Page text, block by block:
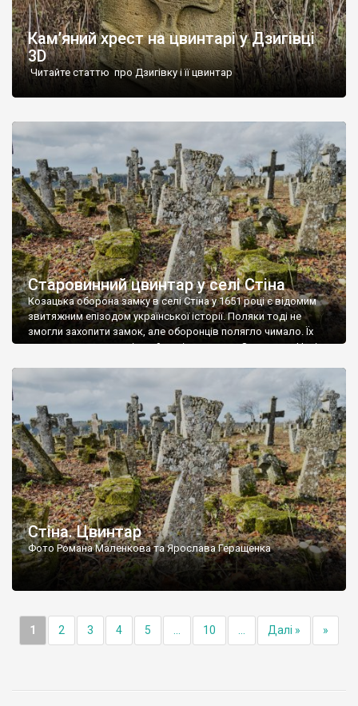
Кам’яний хрест на цвинтарі у Дзигівці
3D
Читайте статтю про Дзигівку і її цвинтар
Старовинний цвинтар у селі Стіна
Козацька оборона замку в селі Стіна у 1651 році є відомим
звитяжним епізодом української історії. Поляки тоді не
змогли захопити замок, але оборонців полягло чимало. Їх
поховали на цвинтарі, який тоді називався Замковим. Нині на
ньому чимало хрестів 19 століття, є такі, де епітафії стер […]
Стіна. Цвинтар
Фото Романа Маленкова та Ярослава Геращенка
1 2 3 4 5 10 Далі » »